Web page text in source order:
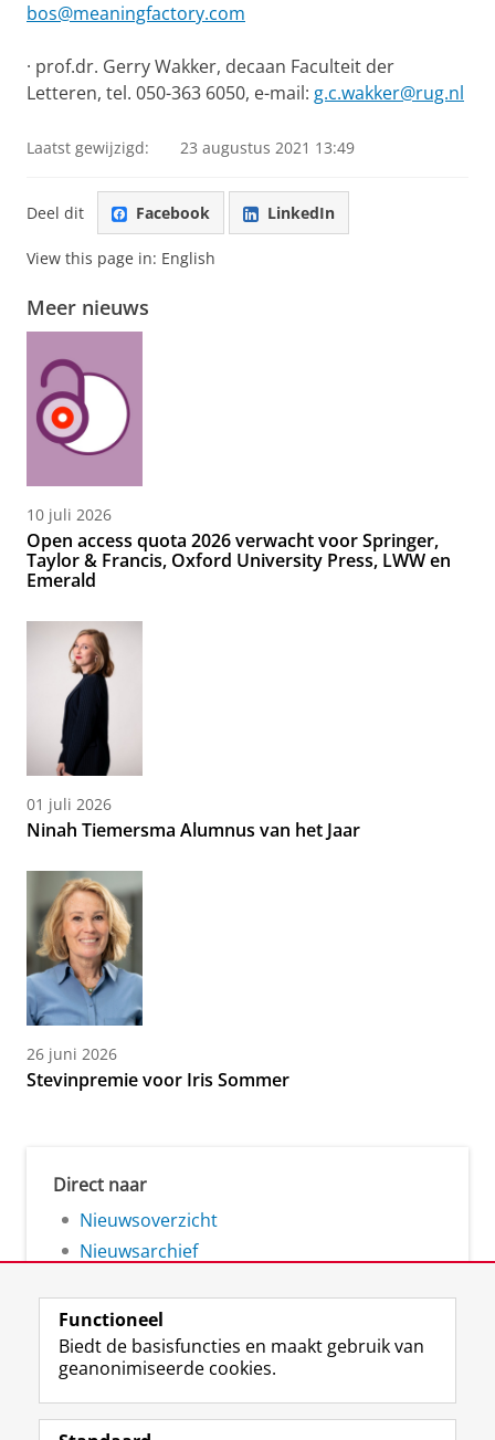
bos@meaningfactory.com
· prof.dr. Gerry Wakker, decaan Faculteit der
Letteren, tel. 050-363 6050, e-mail: g.c.wakker@rug.nl
Laatst gewijzigd: 23 augustus 2021 13:49
Deel dit Facebook LinkedIn
View this page in: English
Meer nieuws
10 juli 2026
Open access quota 2026 verwacht voor Springer,
Taylor & Francis, Oxford University Press, LWW en
Emerald
01 juli 2026
Ninah Tiemersma Alumnus van het Jaar
26 juni 2026
Stevinpremie voor Iris Sommer
Direct naar
Nieuwsoverzicht
Nieuwsarchief
Volg de RUG
F
a
L
i
R
S
I
n
Y
o
Functioneel
Biedt de basisfuncties en maakt gebruik van
geanonimiseerde cookies.